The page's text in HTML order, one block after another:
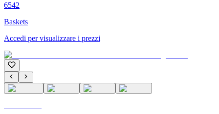
6542
Baskets
Accedi per visualizzare i prezzi